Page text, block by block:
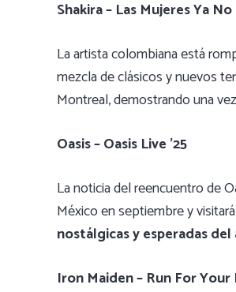
Shakira – Las Mujeres Ya
La artista colombiana está
mezcla de clásicos y nuevos
Montreal, demostrando una
Oasis – Oasis Live ’25
La noticia del reencuentro de
México en septiembre y
nostálgicas y esperadas del
Iron Maiden – Run For